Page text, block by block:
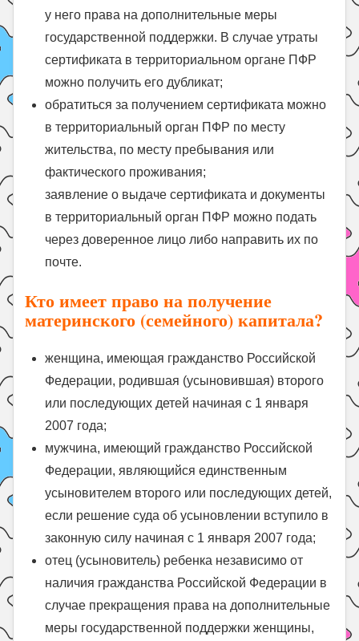
у него права на дополнительные меры
государственной поддержки. В случае утраты
сертификата в территориальном органе ПФР
можно получить его дубликат;
обратиться за получением сертификата можно
в территориальный орган ПФР по месту
жительства, по месту пребывания или
фактического проживания;
заявление о выдаче сертификата и документы
в территориальный орган ПФР можно подать
через доверенное лицо либо направить их по
почте.
Кто имеет право на получение
материнского (семейного) капитала?
женщина, имеющая гражданство Российской
Федерации, родившая (усыновившая) второго
или последующих детей начиная с 1 января
2007 года;
мужчина, имеющий гражданство Российской
Федерации, являющийся единственным
усыновителем второго или последующих детей,
если решение суда об усыновлении вступило в
законную силу начиная с 1 января 2007 года;
отец (усыновитель) ребенка независимо от
наличия гражданства Российской Федерации в
случае прекращения права на дополнительные
меры государственной поддержки женщины,